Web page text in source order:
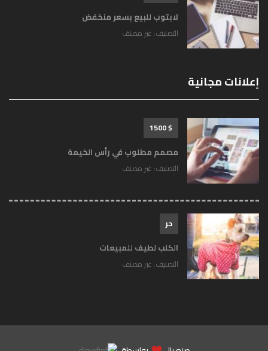
لابتوب للبيع بسعر منخفض
التصنيف: غير مصنف
إعلانات مجانية
$ 1500
مصمم مطلوب في رأس الخيمة
التصنيف: غير مصنف
حر
الكلب لطيف للمبيعات
التصنيف: غير مصنف